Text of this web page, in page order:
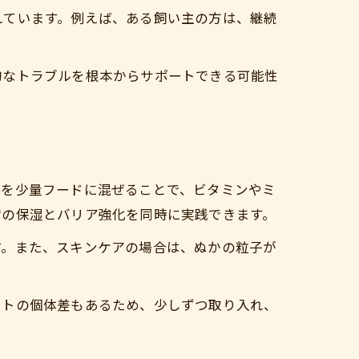
います。例えば、ある飼い主の方は、継続
トラブルを根本からサポートできる可能性
少量フードに混ぜることで、ビタミンやミ
湿とバリア強化を同時に実践できます。
また、スキンケアの場合は、ぬかの粒子が
の個体差もあるため、少しずつ取り入れ、